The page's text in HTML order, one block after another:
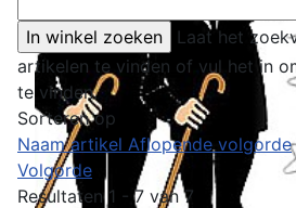
Laat het
artikelen te vinden of vul het in
te vinden.
Sorteren op
Naam artikel Aflopende volgorde
Volgorde
Resultaten 1 - 7 van 7